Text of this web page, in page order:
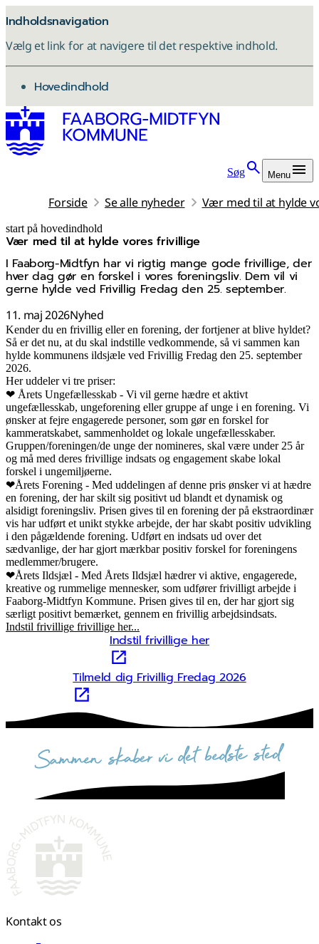
Indholdsnavigation
Vælg et link for at navigere til det respektive indhold.
gå til
Hovedindhold
Søg Menu
Forside Se alle nyheder Vær med til at hylde
start på hovedindhold
Vær med til at hylde vores frivillige
I Faaborg-Midtfyn har vi rigtig mange gode frivillige, der
hver dag gør en forskel i vores foreningsliv. Dem vil vi
gerne hylde ved Frivillig Fredag den 25. september.
11. maj 2026Nyhed
senest opdateret 11. maj 2026
Kender du en frivillig eller en forening, der fortjener at blive hyldet?
Så er det nu, at du skal indstille vedkommende, så vi sammen kan
hylde kommunens ildsjæle ved Frivillig Fredag den 25. september
2026.
Her uddeler vi tre priser:
❤ Årets Ungefællesskab - Vi vil gerne hædre et aktivt
ungefællesskab, ungeforening eller gruppe af unge i en forening. Vi
ønsker at fejre engagerede personer, som gør en forskel for
kammeratskabet, sammenholdet og lokale ungefællesskaber.
Gruppen/foreningen/de unge der nomineres, skal være under 25 år
og må med deres frivillige indsats og engagement skabe lokal
forskel i ungemiljøerne.
❤Årets Forening - Med uddelingen af denne pris ønsker vi at hædre
en forening, der har skilt sig positivt ud blandt et dynamisk og
alsidigt foreningsliv. Prisen gives til en forening der på ekstraordinær
vis har udført et unikt stykke arbejde, der har skabt positiv udvikling
i den pågældende forening. Udført en indsats ud over det
sædvanlige, der har gjort mærkbar positiv forskel for foreningens
medlemmer/brugere.
❤Årets Ildsjæl - Med Årets Ildsjæl hædrer vi aktive, engagerede,
kreative og rummelige mennesker, som udfører frivilligt arbejde i
Faaborg-Midtfyn Kommune. Prisen gives til en, der har gjort sig
særligt positivt bemærket, gennem en frivillig arbejdsindsats.
Indstil frivillige frivillige her...
Indstil frivillige her
Tilmeld dig Frivillig Fredag 2026
sammen skaber vi det bedste sted
Kontakt os